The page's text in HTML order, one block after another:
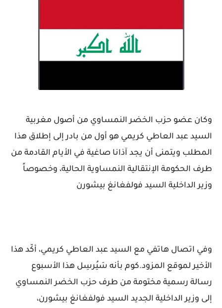
وكان عضو حزب الخضر النمساوي من أصول مغربية
السيد عبد العاطي كريمي هو أول من بادر إلى إطلاق هذا
المطلب ويتمنى أن يجد آذانا صاغية في الأيام القادمة من
طرف الحكومة الإنتقالية النمساوية الحالية، وخصوصاً
وزير الداخلية السيد فولفغانغ بيشورن
وفي اتصال هاتفي مع السيد عبد العاطي كريمي، أكّد هذا
الأخير لموقع المزود.كوم بأنه سَيُرسِل هذا الأسبوع
رسالة رسمية مختومة من طرف حزب الخضر النمساوي
إلى وزير الداخلية الجديد السيد فولفغانغ بيشورن،